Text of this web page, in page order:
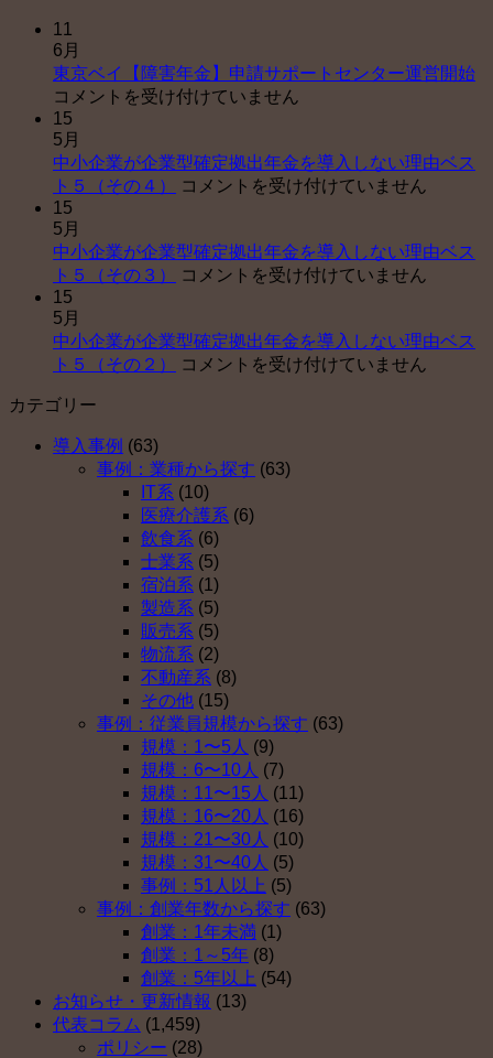
11
6月
東京ベイ【障害年金】申請サポートセンター運営開始東
申
ー
コメントを受け付けていません
15
5月
中小企業が企業型確定拠出年金を導入しない理由ベス
ト５（その４）
中
業
が
型
確
年
金
を
導
入
し
な
い
理
由
ベ
ス
ト
５
（そ
の
４）
は
コメントを受け付けていません
15
5月
中小企業が企業型確定拠出年金を導入しない理由ベス
ト５（その３）
中
業
が
確
定
拠
出
年
金
を
導
入
し
な
い
理
由
ベ
ス
ト
５
（そ
の
３）
は
コメントを受け付けていません
15
5月
中小企業が企業型確定拠出年金を導入しない理由ベス
ト５（その２）
中
企
業
型
確
定
拠
出
年
金
を
導
入
し
な
い
理
由
ベ
ス
ト
５
（そ
の
２）
は
コメントを受け付けていません
カテゴリー
導入事例 (63)
事例：業種から探す (63)
IT系 (10)
医療介護系 (6)
飲食系 (6)
士業系 (5)
宿泊系 (1)
製造系 (5)
販売系 (5)
物流系 (2)
不動産系 (8)
その他 (15)
事例：従業員規模から探す (63)
規模：1〜5人 (9)
規模：6〜10人 (7)
規模：11〜15人 (11)
規模：16〜20人 (16)
規模：21〜30人 (10)
規模：31〜40人 (5)
事例：51人以上 (5)
事例：創業年数から探す (63)
創業：1年未満 (1)
創業：1～5年 (8)
創業：5年以上 (54)
お知らせ・更新情報 (13)
代表コラム (1,459)
ポリシー (28)